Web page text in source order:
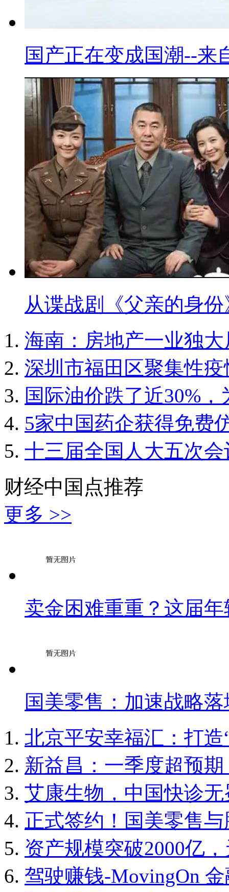
国产正在变成国潮--来
从谍战剧《父亲的身
海南：房地产一业独
深圳市福田区聚集性
国际油价跌了近30%
5家中国药企获得免费
十三届全国人大五次
财经中国点推荐
更多 >>
卖金困难重重？这届
国美零售：加速战略
北京平安幸福汇：打
新益昌：一季度超预
艾康生物，中国快诊
正式签约！国美零售
资产规模突破2000亿
驾驶赚钱-MovingOn